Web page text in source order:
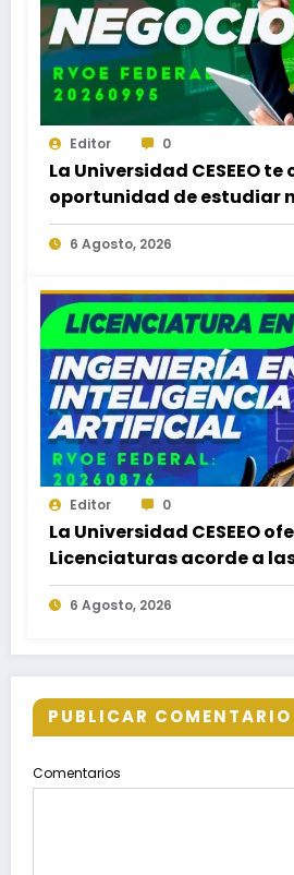
Editor 0
La Universidad CESEEO te
oportunidad de estudiar
Licenciaturas en los
Puerto Escondido, Ixtepec
6 Agosto, 2026
Editor 0
La Universidad CESEEO
Licenciaturas acorde a
necesidades educativas
egresados de escuelas del
6 Agosto, 2026
PUBLICAR COMENTARIO
Comentarios